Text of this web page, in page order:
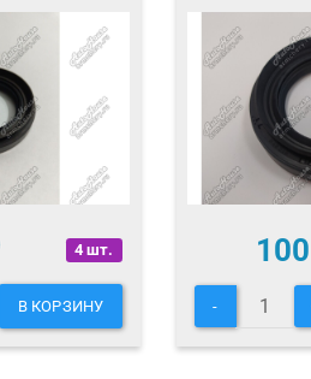
4 шт.
В КОРЗИНУ
100
-